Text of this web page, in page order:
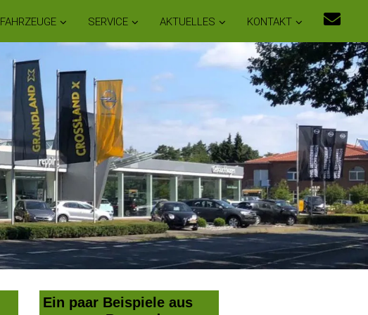
FAHRZEUGE SERVICE AKTUELLES KONTAKT
Ein paar Beispiele aus